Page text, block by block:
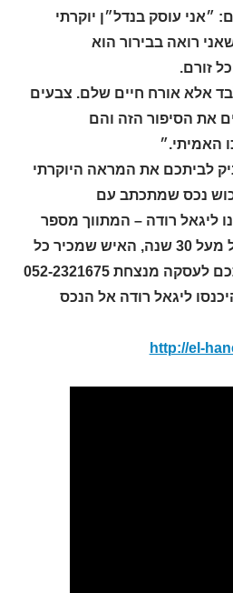
״אני עוסק בנדל״ן יוקרתי
ומה שאני רואה בבירור הוא
זורם.
אלא אורח חיים שלם. צבעים
את הסיפור הזה והם
האמיתי.״
לביתכם את המראה היוקרתי
2026 או לרכוש נכס שמתכתב עם
ליגאל רודה – המתווך מספר
אחד בסביון עם ניסיון של מעל 30 שנה, האיש שמכיר כל
מנצחת 052-2321675
ליגאל רודה אל הנכס
http://el-